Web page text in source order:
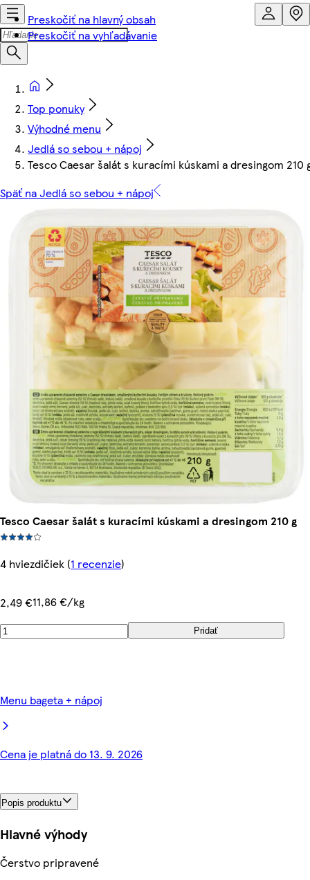
Preskočiť na hlavný obsah
Preskočiť na vyhľadávanie
Top ponuky
Výhodné menu
Jedlá so sebou + nápoj
Tesco Caesar šalát s kuracími kúskami a dresingom 210
Späť na Jedlá so sebou + nápoj
Tesco Caesar šalát s kuracími kúskami a dresingom 210 g
4 hviezdičiek (1 recenzie)
2,49 €11,86 €/kg
Pridať
Menu bageta + nápoj
Cena je platná do 13. 9. 2026
Popis produktu
Hlavné výhody
Čerstvo pripravené